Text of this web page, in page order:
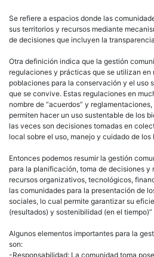
Se refiere a espacios donde las
sus territorios y recursos mediante
de decisiones que incluyen la
Otra definición indica que la gestión
regulaciones y prácticas que se utilizan en
poblaciones para la conservación y el uso
que se convive. Estas regulaciones en
nombre de “acuerdos” y
permiten hacer un uso sustentable de los
las veces son decisiones tomadas en
local sobre el uso, manejo y cuidado de los
Entonces podemos resumir la gestión
para la planificación, toma de decisiones y
recursos organizativos, tecnológicos,
las comunidades para la presentación de
sociales, lo cual permite garantizar su
(resultados) y sostenibilidad (en el
Algunos elementos importantes para la
son:
-Responsabilidad: La comunidad toma